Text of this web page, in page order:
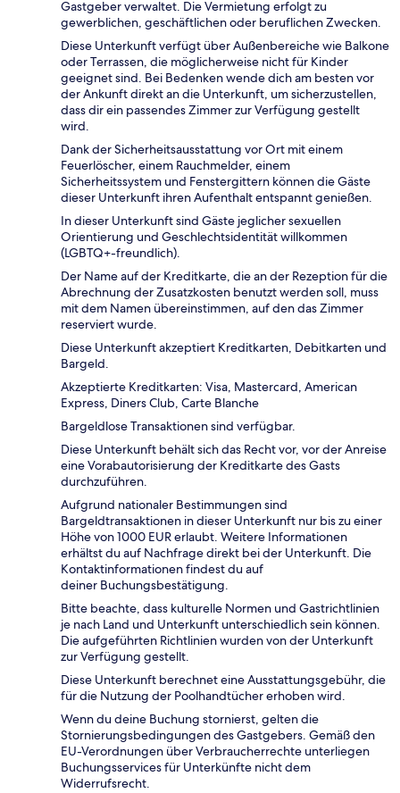
Gastgeber verwaltet. Die Vermietung erfolgt zu
gewerblichen, geschäftlichen oder beruflichen Zwecken.
Diese Unterkunft verfügt über Außenbereiche wie Balkone
oder Terrassen, die möglicherweise nicht für Kinder
geeignet sind. Bei Bedenken wende dich am besten vor
der Ankunft direkt an die Unterkunft, um sicherzustellen,
dass dir ein passendes Zimmer zur Verfügung gestellt
wird.
Dank der Sicherheitsausstattung vor Ort mit einem
Feuerlöscher, einem Rauchmelder, einem
Sicherheitssystem und Fenstergittern können die Gäste
dieser Unterkunft ihren Aufenthalt entspannt genießen.
In dieser Unterkunft sind Gäste jeglicher sexuellen
Orientierung und Geschlechtsidentität willkommen
(LGBTQ+-freundlich).
Der Name auf der Kreditkarte, die an der Rezeption für die
Abrechnung der Zusatzkosten benutzt werden soll, muss
mit dem Namen übereinstimmen, auf den das Zimmer
reserviert wurde.
Diese Unterkunft akzeptiert Kreditkarten, Debitkarten und
Bargeld.
Akzeptierte Kreditkarten: Visa, Mastercard, American
Express, Diners Club, Carte Blanche
Bargeldlose Transaktionen sind verfügbar.
Diese Unterkunft behält sich das Recht vor, vor der Anreise
eine Vorabautorisierung der Kreditkarte des Gasts
durchzuführen.
Aufgrund nationaler Bestimmungen sind
Bargeldtransaktionen in dieser Unterkunft nur bis zu einer
Höhe von 1000 EUR erlaubt. Weitere Informationen
erhältst du auf Nachfrage direkt bei der Unterkunft. Die
Kontaktinformationen findest du auf
deiner Buchungsbestätigung.
Bitte beachte, dass kulturelle Normen und Gastrichtlinien
je nach Land und Unterkunft unterschiedlich sein können.
Die aufgeführten Richtlinien wurden von der Unterkunft
zur Verfügung gestellt.
Diese Unterkunft berechnet eine Ausstattungsgebühr, die
für die Nutzung der Poolhandtücher erhoben wird.
Wenn du deine Buchung stornierst, gelten die
Stornierungsbedingungen des Gastgebers. Gemäß den
EU-Verordnungen über Verbraucherrechte unterliegen
Buchungsservices für Unterkünfte nicht dem
Widerrufsrecht.